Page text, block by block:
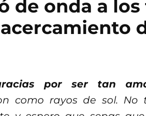
de onda a los
por ser tan
como rayos de sol. No